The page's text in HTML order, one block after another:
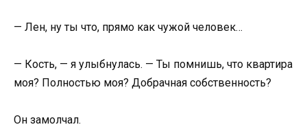
— Лен, ну ты что, прямо как чужой человек…
— Кость, — я улыбнулась. — Ты помнишь, что квартира
моя? Полностью моя? Добрачная собственность?
Он замолчал.